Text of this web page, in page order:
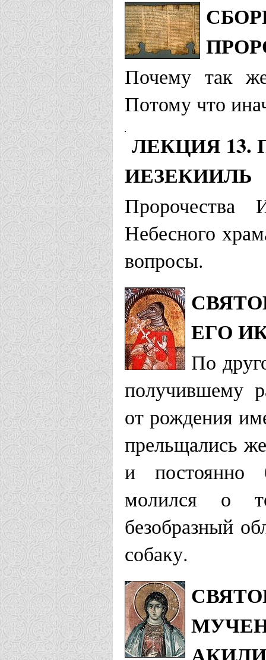
Почему так
Потому что
ЛЕКЦИЯ
ИЕЗЕКИИЛЬ
Пророчества
Небесного
вопросы.
ЕГО
По
получившему
от рождения
прельщались
и постоянно
молился о
безобразный
собаку.